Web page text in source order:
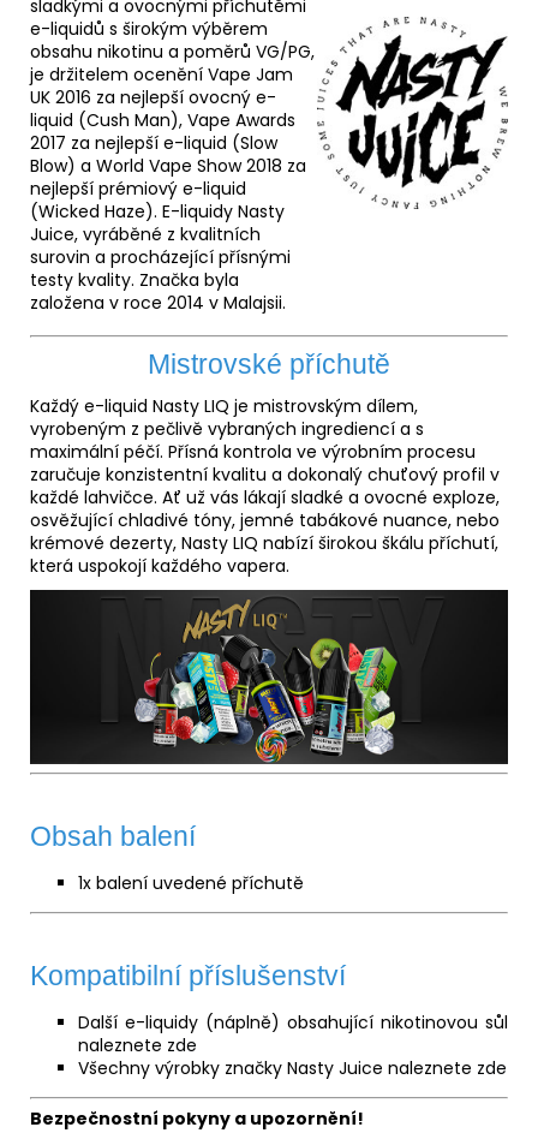
sladkými a ovocnými příchutěmi
e-liquidů s širokým výběrem
obsahu nikotinu a poměrů VG/PG,
je držitelem ocenění Vape Jam
UK 2016 za nejlepší ovocný e-
liquid (Cush Man), Vape Awards
2017 za nejlepší e-liquid (Slow
Blow) a World Vape Show 2018 za
nejlepší prémiový e-liquid
(Wicked Haze). E-liquidy Nasty
Juice, vyráběné z kvalitních
surovin a procházející přísnými
testy kvality. Značka byla
založena v roce 2014 v Malajsii.
Mistrovské příchutě
Každý e-liquid Nasty LIQ je mistrovským dílem,
vyrobeným z pečlivě vybraných ingrediencí a s
maximální péčí. Přísná kontrola ve výrobním procesu
zaručuje konzistentní kvalitu a dokonalý chuťový profil v
každé lahvičce. Ať už vás lákají sladké a ovocné exploze,
osvěžující chladivé tóny, jemné tabákové nuance, nebo
krémové dezerty, Nasty LIQ nabízí širokou škálu příchutí,
která uspokojí každého vapera.
Obsah balení
1x balení uvedené příchutě
Kompatibilní příslušenství
Další e-liquidy (náplně) obsahující nikotinovou sůl
naleznete zde
Všechny výrobky značky Nasty Juice naleznete zde
Bezpečnostní pokyny a upozornění!